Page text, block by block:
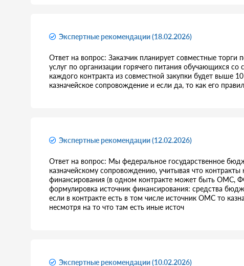
Экспертные рекомендации (18.02.2026)
Ответ на вопрос: Заказчик планирует совместные торги
услуг по организации горячего питания обучающихся
каждого контракта из совместной закупки будет выше
казначейское сопровождение и если да, то как его
Экспертные рекомендации (12.02.2026)
Ответ на вопрос: Мы федеральное государственное
казначейскому сопровождению, учитывая что
финансирования (в одном контракте может быть ОМС,
формулировка источник финансирования: средства
если в контракте есть в том числе источник ОМС то
несмотря на то что там есть иные источ
Экспертные рекомендации (10.02.2026)